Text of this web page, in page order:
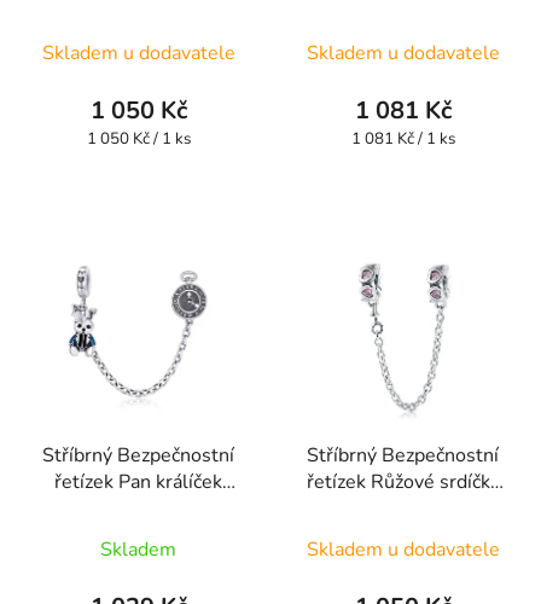
Skladem u dodavatele
1 050 Kč
Měrná
1 050 Kč / 1 ks
Skladem u dodavatele
1 081 Kč
Měrná
1 081 Kč / 1 ks
Stříbrný Bezpečnostní
řetízek Pan králíček
Skladem
Stříbrný Bezpečnostní
řetízek Růžové srdíčka
hodnocení
produktu
Skladem u dodavatele